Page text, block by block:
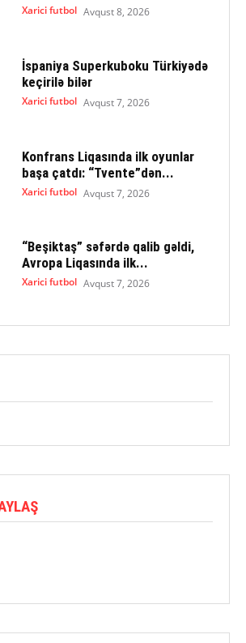
Xarici futbol Avqust 8, 2026
İspaniya Superkuboku Türkiyədə
keçirilə bilər
Xarici futbol Avqust 7, 2026
Konfrans Liqasında ilk oyunlar
başa çatdı: “Tvente”dən...
Xarici futbol Avqust 7, 2026
“Beşiktaş” səfərdə qalib gəldi,
Avropa Liqasında ilk...
Xarici futbol Avqust 7, 2026